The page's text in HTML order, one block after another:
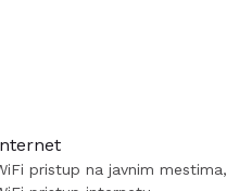
iz koje polaze brodovi ka
Njegova pozicija
pristup na javnim mestima,